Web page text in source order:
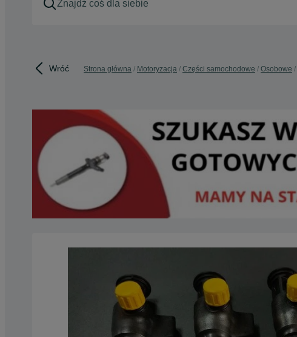
Wróć Strona główna Motoryzacja Części samochodowe Osobowe